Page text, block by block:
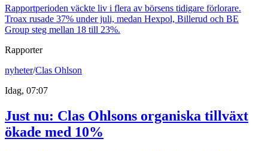
Rapportperioden väckte liv i flera av börsens tidigare förlorare.
Troax rusade 37% under juli, medan Hexpol, Billerud och BE
Group steg mellan 18 till 23%.
Rapporter
nyheter/Clas Ohlson
Idag, 07:07
Just nu: Clas Ohlsons organiska tillväxt
ökade med 10%